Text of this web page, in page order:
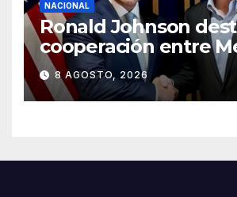
NACIONAL
Ronald Johnson
cooperación entre
EU para la seguridad
región aguacatera de
Michoacán
8 AGOSTO, 2026